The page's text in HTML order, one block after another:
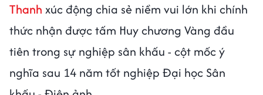
Thanh xúc động chia sẻ niềm vui lớn khi chính
thức nhận được tấm Huy chương Vàng đầu
tiên trong sự nghiệp sân khấu - cột mốc ý
nghĩa sau 14 năm tốt nghiệp Đại học Sân